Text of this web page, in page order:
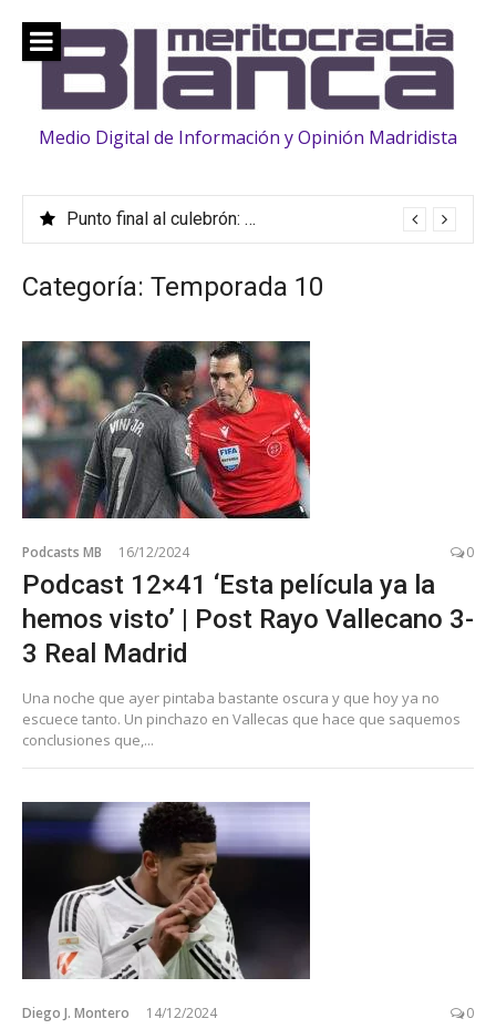
contenido
Medio Digital de Información y Opinión Madridista
Punto final al culebrón: Vinicius, renovado hasta 2032
Categoría: Temporada 10
Podcasts MB 16/12/2024 0
Podcast 12×41 ‘Esta película ya la
hemos visto’ | Post Rayo Vallecano 3-
3 Real Madrid
Una noche que ayer pintaba bastante oscura y que hoy ya no
escuece tanto. Un pinchazo en Vallecas que hace que saquemos
conclusiones que,...
Diego J. Montero 14/12/2024 0